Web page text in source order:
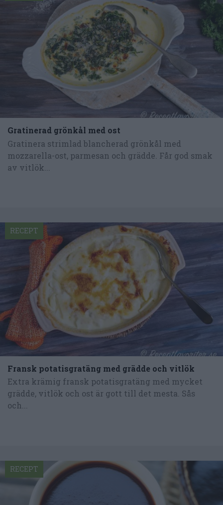
Gratinerad grönkål med ost
Gratinera strimlad blancherad grönkål med
mozzarella-ost, parmesan och grädde. Får god smak
av vitlök...
Fransk potatisgratäng med grädde och vitlök
Extra krämig fransk potatisgratäng med mycket
grädde, vitlök och ost är gott till det mesta. Sås
och...
RECEPT
RECEPT